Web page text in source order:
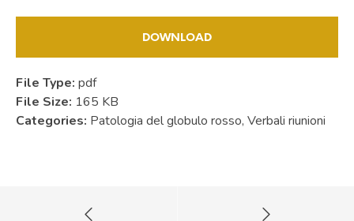
DOWNLOAD
File Type: pdf
File Size: 165 KB
Categories: Patologia del globulo rosso, Verbali riunioni